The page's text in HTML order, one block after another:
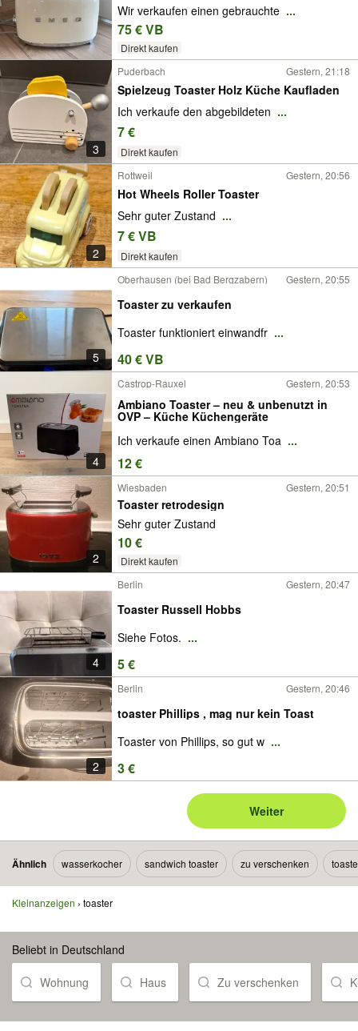
Wir verkaufen einen gebrauchte ...
75 € VB
Direkt kaufen
3
Puderbach Gestern, 21:18
Spielzeug Toaster Holz Küche Kaufladen
Ich verkaufe den abgebildeten ...
7 €
Direkt kaufen
2
Rottweil Gestern, 20:56
Hot Wheels Roller Toaster
Sehr guter Zustand ...
7 € VB
Direkt kaufen
5
Oberhausen (bei Bad Bergzabern) Gestern, 20:55
Toaster zu verkaufen
Toaster funktioniert einwandfr ...
40 € VB
4
Castrop-Rauxel Gestern, 20:53
Ambiano Toaster – neu & unbenutzt in
OVP – Küche Küchengeräte
Ich verkaufe einen Ambiano Toa ...
12 €
2
Wiesbaden Gestern, 20:51
Toaster retrodesign
Sehr guter Zustand
10 €
Direkt kaufen
4
Berlin Gestern, 20:47
Toaster Russell Hobbs
Siehe Fotos. ...
5 €
2
Berlin Gestern, 20:46
toaster Phillips , mag nur kein Toast
Toaster von Phillips, so gut w ...
3 €
Weiter
Ähnlich wasserkocher sandwich toaster zu verschenken
Kleinanzeigen toaster
Beliebt in Deutschland
Wohnung Haus Zu verschenken